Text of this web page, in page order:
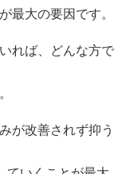
最大の要因です。
れば、どんな方で
が改善されず抑う